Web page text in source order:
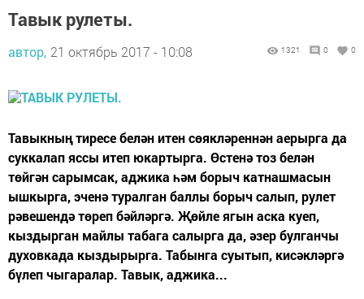
Тавык рулеты.
автор, 21 октябрь 2017 - 10:08 1321 0 0
Тавыкның тиресе белән итен сөякләреннән аерырга да
суккалап яссы итеп юкартырга. Өстенә тоз белән
төйгән сарымсак, аджика һәм борыч катнашмасын
ышкырга, эченә туралган баллы борыч салып, рулет
рәвешендә төреп бәйләргә. Җөйле ягын аска куеп,
кыздырган майлы табага салырга да, әзер булганчы
духовкада кыздырырга. Табынга суытып, кисәкләргә
бүлеп чыгаралар. Тавык, аджика...